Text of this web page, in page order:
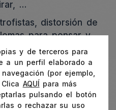
…
distorsión de
para pensar y
pesimismo, …
intranquilidad
rascarse,
y sufrir un ataque
llegar a estar
y de terceros para
a un perfil elaborado a
(por ejemplo,
AQUÍ para más
pulsando el botón
o rechazar su uso